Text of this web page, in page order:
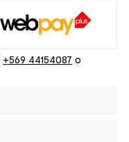
+569 44154087 o